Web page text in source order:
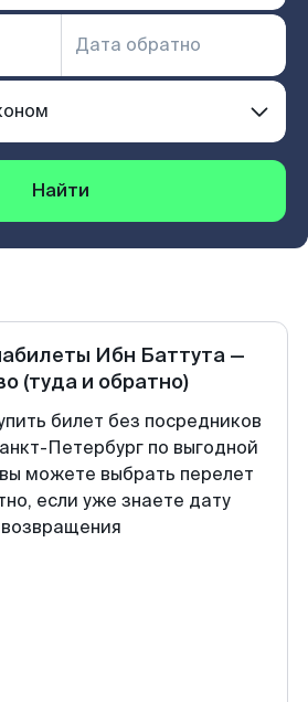
Найти
Ибн Баттута—
(туда и обратно)
билет без посредников
Петербург по выгодной
можете выбрать перелет
если уже знаете дату
возвращения